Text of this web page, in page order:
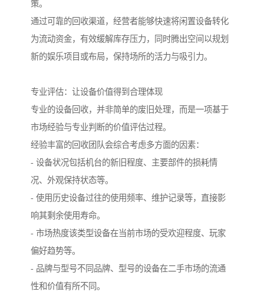
策。
通过可靠的回收渠道，经营者能够快速将闲置设备转化
为流动资金，有效缓解库存压力，同时腾出空间以规划
新的娱乐项目或布局，保持场所的活力与吸引力。
专业评估：让设备价值得到合理体现
专业的设备回收，并非简单的废旧处理，而是一项基于
市场经验与专业判断的价值评估过程。
经验丰富的回收团队会综合考虑多方面的因素：
- 设备状况包括机台的新旧程度、主要部件的损耗情
况、外观保持状态等。
- 使用历史设备过往的使用频率、维护记录等，直接影
响其剩余使用寿命。
- 市场热度该类型设备在当前市场的受欢迎程度、玩家
偏好趋势等。
- 品牌与型号不同品牌、型号的设备在二手市场的流通
性和价值有所不同。